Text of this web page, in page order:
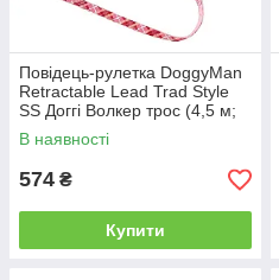
Повідець-рулетка DoggyMan
Retractable Lead Trad Style
SS Доггі Волкер трос (4,5 м;
до 8кг)
В наявності
574 ₴
Купити